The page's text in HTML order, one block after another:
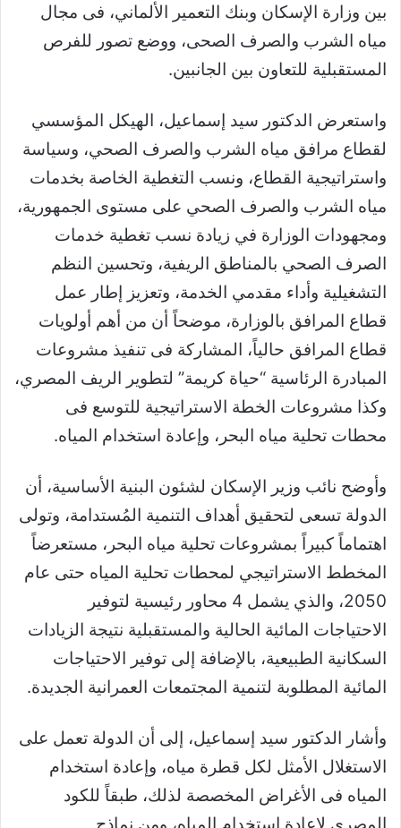
بين وزارة الإسكان وبنك التعمير الألماني، فى مجال
مياه الشرب والصرف الصحى، ووضع تصور للفرص
المستقبلية للتعاون بين الجانبين.
واستعرض الدكتور سيد إسماعيل، الهيكل المؤسسي
لقطاع مرافق مياه الشرب والصرف الصحي، وسياسة
واستراتيجية القطاع، ونسب التغطية الخاصة بخدمات
مياه الشرب والصرف الصحي على مستوى الجمهورية،
ومجهودات الوزارة في زيادة نسب تغطية خدمات
الصرف الصحي بالمناطق الريفية، وتحسين النظم
التشغيلية وأداء مقدمي الخدمة، وتعزيز إطار عمل
قطاع المرافق بالوزارة، موضحاً أن من أهم أولويات
قطاع المرافق حالياً، المشاركة فى تنفيذ مشروعات
المبادرة الرئاسية “حياة كريمة” لتطوير الريف المصري،
وكذا مشروعات الخطة الاستراتيجية للتوسع فى
محطات تحلية مياه البحر، وإعادة استخدام المياه.
وأوضح نائب وزير الإسكان لشئون البنية الأساسية، أن
الدولة تسعى لتحقيق أهداف التنمية المُستدامة، وتولى
اهتماماً كبيراً بمشروعات تحلية مياه البحر، مستعرضاً
المخطط الاستراتيجي لمحطات تحلية المياه حتى عام
2050، والذي يشمل 4 محاور رئيسية لتوفير
الاحتياجات المائية الحالية والمستقبلية نتيجة الزيادات
السكانية الطبيعية، بالإضافة إلى توفير الاحتياجات
المائية المطلوبة لتنمية المجتمعات العمرانية الجديدة.
وأشار الدكتور سيد إسماعيل، إلى أن الدولة تعمل على
الاستغلال الأمثل لكل قطرة مياه، وإعادة استخدام
المياه فى الأغراض المخصصة لذلك، طبقاً للكود
المصرى لإعادة استخدام المياه، ومن نماذج